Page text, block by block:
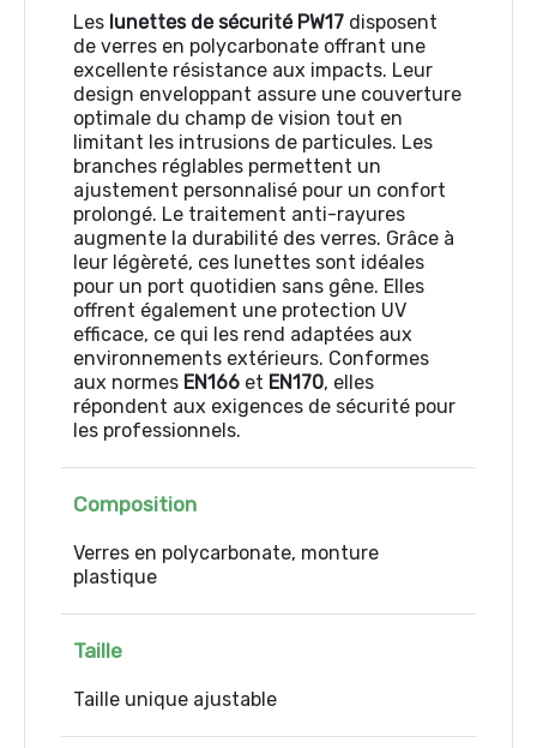
Les lunettes de sécurité PW17 disposent
de verres en polycarbonate offrant une
excellente résistance aux impacts. Leur
design enveloppant assure une couverture
optimale du champ de vision tout en
limitant les intrusions de particules. Les
branches réglables permettent un
ajustement personnalisé pour un confort
prolongé. Le traitement anti-rayures
augmente la durabilité des verres. Grâce à
leur légèreté, ces lunettes sont idéales
pour un port quotidien sans gêne. Elles
offrent également une protection UV
efficace, ce qui les rend adaptées aux
environnements extérieurs. Conformes
aux normes EN166 et EN170, elles
répondent aux exigences de sécurité pour
les professionnels.
Composition
Verres en polycarbonate, monture
plastique
Taille
Taille unique ajustable